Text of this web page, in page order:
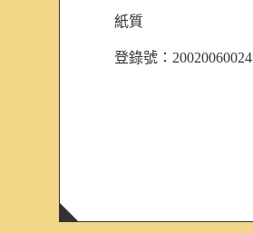
紙質
登錄號：20020060024